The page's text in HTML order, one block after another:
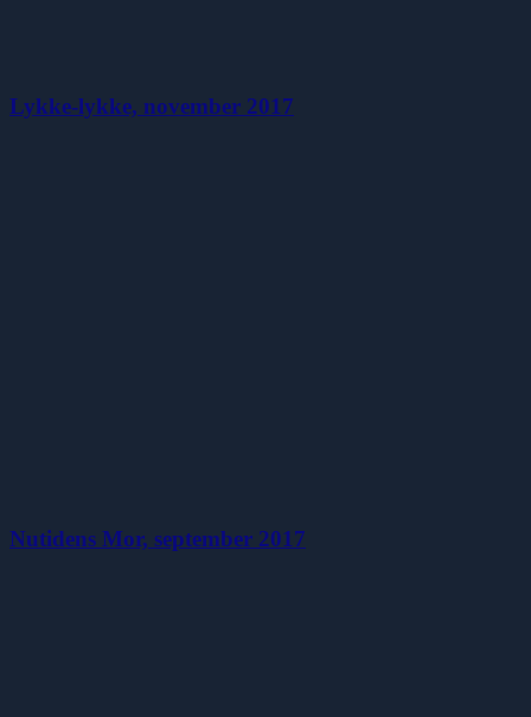
Lykke-lykke, november 2017
Nutidens Mor, september 2017